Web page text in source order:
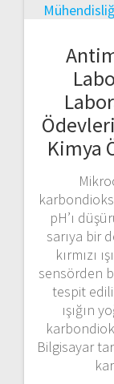
Kimya
pH’ı
sarıya bir
kırmızı
sensörden
tespit
ışığın
Bilgisayar